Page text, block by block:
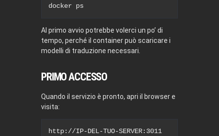
docker ps
Al primo avvio potrebbe volerci un po’ di
tempo, perché il container può scaricare i
modelli di traduzione necessari.
PRIMO ACCESSO
Quando il servizio è pronto, apri il browser e
visita:
http://IP-DEL-TUO-SERVER:3011